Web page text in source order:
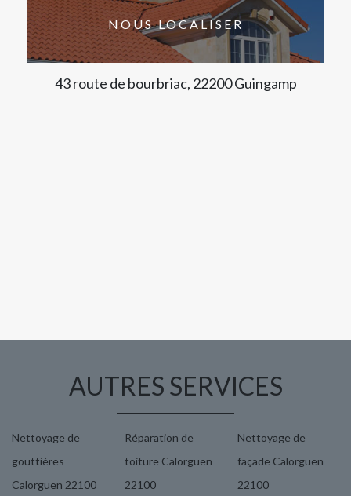
NOUS LOCALISER
43 route de bourbriac, 22200 Guingamp
AUTRES SERVICES
Nettoyage de
gouttières
Calorguen 22100
Réparation de
toiture Calorguen
22100
Nettoyage de
façade Calorguen
22100